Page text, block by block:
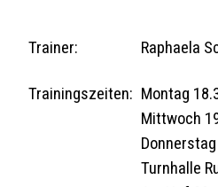
Trainer: Raphaela
Trainingszeiten: Montag
Mittwoch
Turnhalle